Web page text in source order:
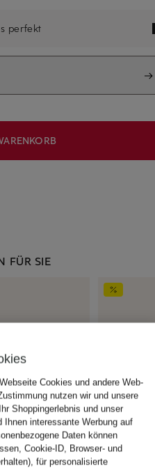
perfekt
FÜR SIE
GEL-NYC
ASICS
Sneaker
Cookies und andere Web-
nutzen wir und unsere
Shoppingerlebnis und unser
Ihnen interessante Werbung auf
Daten können
Cookie-ID, Browser- und
für personalisierte